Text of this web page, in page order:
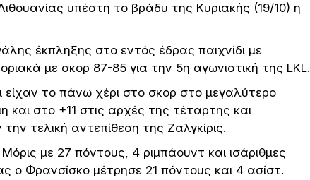
υπέστη το βράδυ της Κυριακής (19/10) η
έκπληξης στο εντός έδρας παιχνίδι με
με σκορ 87-85 για την 5η αγωνιστική της LKL.
είχαν το πάνω χέρι στο σκορ στο μεγαλύτερο
στο +11 στις αρχές της τέταρτης και
τελική αντεπίθεση της Ζαλγκίρις.
με 27 πόντους, 4 ριμπάουντ και ισάριθμες
ο Φρανσίσκο μέτρησε 21 πόντους και 4 ασίστ.